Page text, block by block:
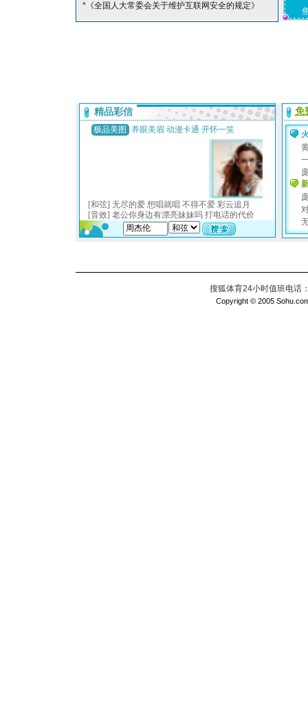
*《全国人大常委会关于维护互联网安全的规定》
搜狐体育24小时值班电话
Copyright © 2005